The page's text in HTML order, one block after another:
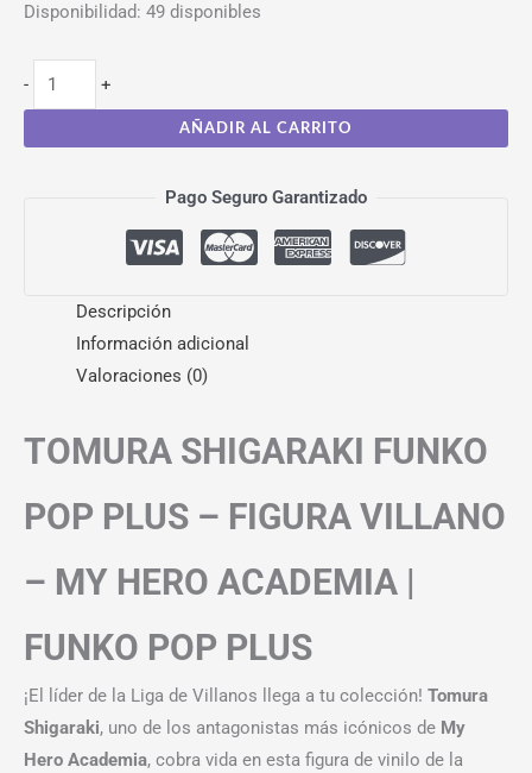
Disponibilidad: 49 disponibles
- +
AÑADIR AL CARRITO
Pago Seguro Garantizado
Descripción
Información adicional
Valoraciones (0)
TOMURA SHIGARAKI FUNKO
POP PLUS – FIGURA VILLANO
– MY HERO ACADEMIA |
FUNKO POP PLUS
¡El líder de la Liga de Villanos llega a tu colección! Tomura
Shigaraki, uno de los antagonistas más icónicos de My
Hero Academia, cobra vida en esta figura de vinilo de la